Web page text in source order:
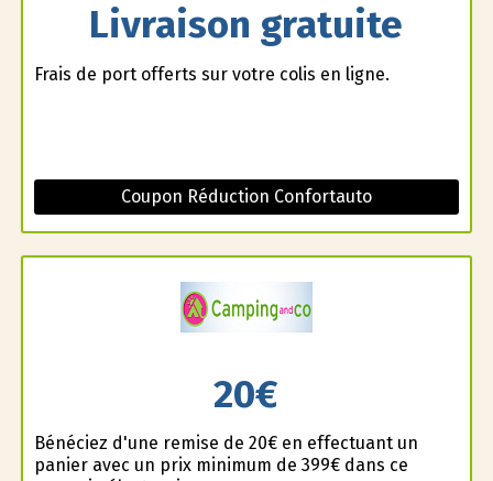
Livraison gratuite
Frais de port offerts sur votre colis en ligne.
Coupon Réduction Confortauto
20€
Bénéficiez d'une remise de 20€ en effectuant un
panier avec un prix minimum de 399€ dans ce